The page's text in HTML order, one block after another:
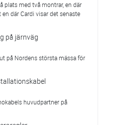
plats med två montrar, en där
där Cardi visar det senaste
på järnväg
på Nordens största mässa för
huvudpartner på